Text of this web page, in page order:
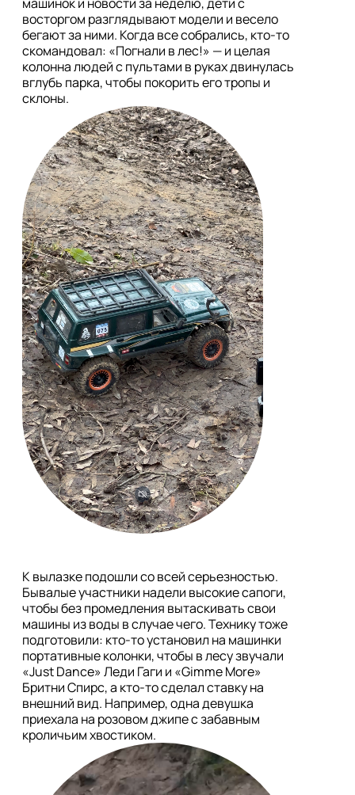
восторгом разглядывают модели и весело
бегают за ними. Когда все собрались, кто-то
скомандовал: «Погнали в лес!» — и целая
колонна людей с пультами в руках двинулась
вглубь парка, чтобы покорить его тропы и
склоны.
К вылазке подошли со всей серьезностью.
Бывалые участники надели высокие сапоги,
чтобы без промедления вытаскивать свои
машины из воды в случае чего. Технику тоже
подготовили: кто-то установил на машинки
портативные колонки, чтобы в лесу звучали
«Just Dance» Леди Гаги и «Gimme More»
Бритни Спирс, а кто-то сделал ставку на
внешний вид. Например, одна девушка
приехала на розовом джипе с забавным
кроличьим хвостиком.